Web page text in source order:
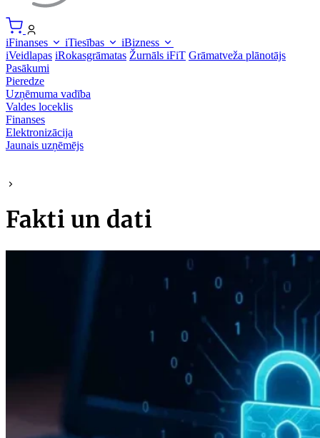
iFinanses iTiesības
iBizness
iVeidlapas iRokasgrāmatas Žurnāls iFiT Grāmatveža plānotājs
Pasākumi
Pieredze
Uzņēmuma vadība
Valdes loceklis
Finanses
Elektronizācija
Jaunais uzņēmējs
Fakti un dati